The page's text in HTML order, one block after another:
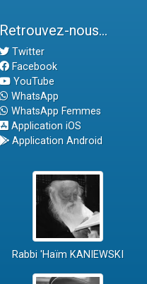
Retrouvez-nous...
Twitter
Facebook
YouTube
WhatsApp
WhatsApp Femmes
Application iOS
Application Android
Rabbi 'Haïm KANIEWSKI